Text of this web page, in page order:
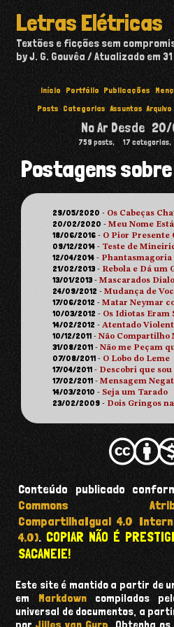
Letras Elétricas
Textões e ficções sem
by J. G. Gouvêa
Atualizado em
Início Portfólio Publicações
Posts Categorias Assuntos Arquivo
No Ar Desde 20/
759 posts, 17 categorias,
Postagens
29/05/2020 - Os Cabeças
20/02/2020 -Meu Nome
18/06/2016 - O Pior Presente
09/12/2014 - Teste de
12/04/2014 - Phantasmagoria
21/02/2013 - Rebola e Dá um
13/01/2013 -Mascarados
24/09/2012 -Mudança de
17/06/2012 -Matar Neymar
10/03/2012 - Os Idiotas Eram
14/02/2012 -Atentado
10/12/2011 -Não Compartilho
31/08/2011 -Não me Peçam
07/08/2011 - O Lobo do Leme
17/04/2011 - Descobri que
17/02/2011 -Mensagem
14/03/2010 - Seja um Tarado
23/02/2009 - Dois Gringos
Conteúdo publicado
Commons
CompartilhaIgual 4.0
4.0). COPIAR NÃO É
SACANEIE!
Este site é mantido a partir de
em Markdowncompilados
universal de documentos, a
porJilles van Gurp . Obtenha